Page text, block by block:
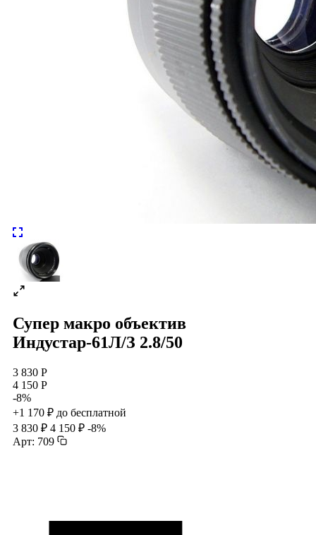
Супер макро объектив
Индустар-61Л/З 2.8/50
3 830 Р
4 150 Р
-8%
+1 170 ₽ до бесплатной
3 830 ₽ 4 150 ₽ -8%
Арт: 709